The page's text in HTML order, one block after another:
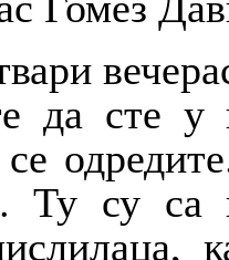
да сте у
Ту су са